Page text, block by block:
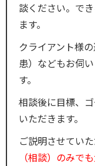
談ください。で
ます。
クライアント様
患）などもお伺
す。
相談後に目標、
いただきます。
ご説明させていた
（相談）のみで